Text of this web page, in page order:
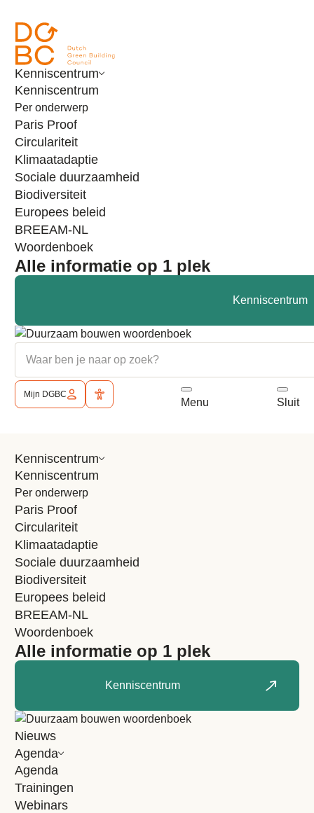
Kenniscentrum
Kenniscentrum
Per onderwerp
Paris Proof
Circulariteit
Klimaatadaptie
Sociale duurzaamheid
Biodiversiteit
Europees beleid
BREEAM-NL
Woordenboek
Alle informatie op 1 plek
Kenniscentrum
Mijn DGBC Open mobiel menu
Menu
Sluit
Sluit
Kenniscentrum
Kenniscentrum
Per onderwerp
Paris Proof
Circulariteit
Klimaatadaptie
Sociale duurzaamheid
Biodiversiteit
Europees beleid
BREEAM-NL
Woordenboek
Alle informatie op 1 plek
Kenniscentrum
Nieuws
Agenda
Agenda
Trainingen
Webinars
Partners GOLDBECK Nederland B.V.
GOLDBECK Nederland B.V.
Ga direct naar:
Omschrijving
Organisatie
www.goldbeck.nl
Interviews van
Nederland B.V.
Interview
27 maart 2024